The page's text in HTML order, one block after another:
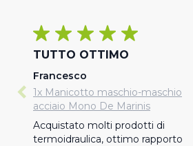
TUTTO OTTIMO
Francesco
1x Manicotto maschio-maschio
acciaio Mono De Marinis
Acquistato molti prodotti di
termoidraulica, ottimo rapporto